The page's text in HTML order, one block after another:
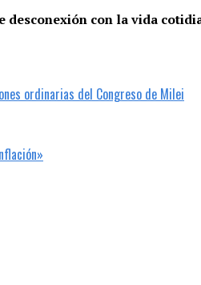
desconexión con la vida
ordinarias del Congreso de Milei